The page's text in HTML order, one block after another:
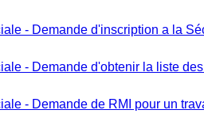
- Demande d'inscription a la
- Demande d'obtenir la liste
- Demande de RMI pour un